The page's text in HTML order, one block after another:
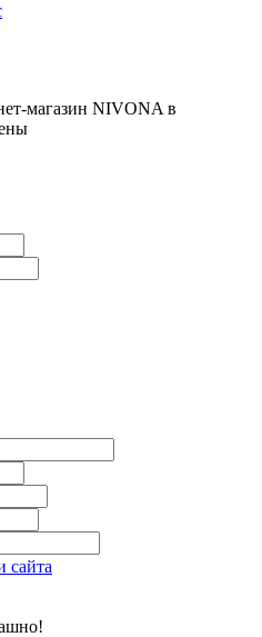
магазин NIVONA в
сайта